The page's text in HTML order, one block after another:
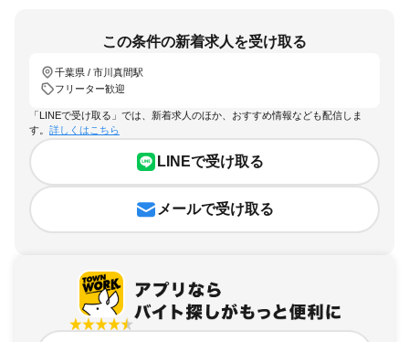
この条件の新着求人を受け取る
千葉県 / 市川真間駅
フリーター歓迎
「LINEで受け取る」では、新着求人のほか、おすすめ情報なども配信しま
す。 詳しくはこちら
LINEで受け取る
メールで受け取る